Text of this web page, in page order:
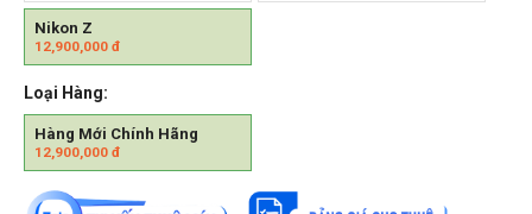
Nikon Z
12,900,000 đ
Loại Hàng:
Hàng Mới Chính Hãng
12,900,000 đ